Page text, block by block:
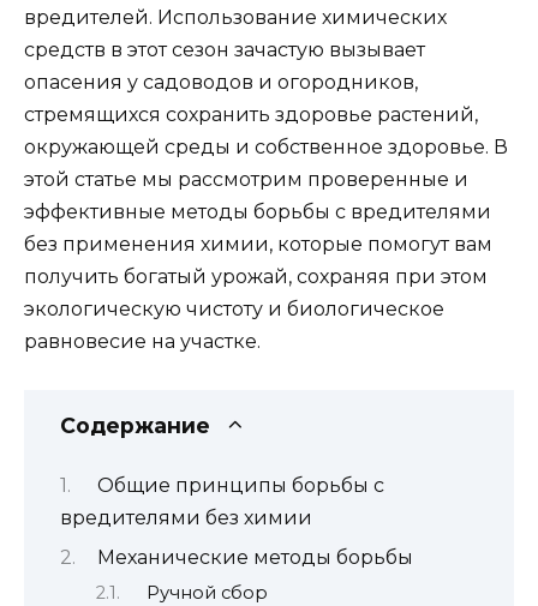
вредителей. Использование химических
средств в этот сезон зачастую вызывает
опасения у садоводов и огородников,
стремящихся сохранить здоровье растений,
окружающей среды и собственное здоровье. В
этой статье мы рассмотрим проверенные и
эффективные методы борьбы с вредителями
без применения химии, которые помогут вам
получить богатый урожай, сохраняя при этом
экологическую чистоту и биологическое
равновесие на участке.
Содержание
Общие принципы борьбы с
вредителями без химии
Механические методы борьбы
Ручной сбор